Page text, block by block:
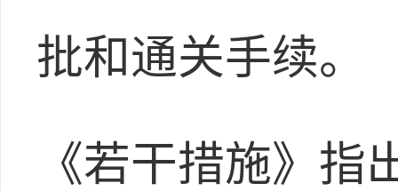
批和通关手续。
《若干措施》